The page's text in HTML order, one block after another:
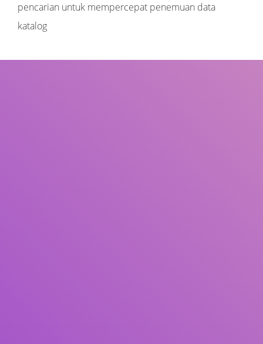
pencarian untuk mempercepat penemuan data
katalog